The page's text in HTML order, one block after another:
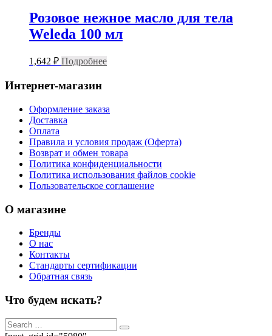
Розовое нежное масло для тела
Weleda 100 мл
1,642 ₽ Подробнее
Интернет-магазин
Оформление заказа
Доставка
Оплата
Правила и условия продаж (Оферта)
Возврат и обмен товара
Политика конфиденциальности
Политика использования файлов cookie
Пользовательское соглашение
О магазине
Бренды
О нас
Контакты
Стандарты сертификации
Обратная связь
Что будем искать?